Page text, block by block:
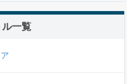
ル一覧